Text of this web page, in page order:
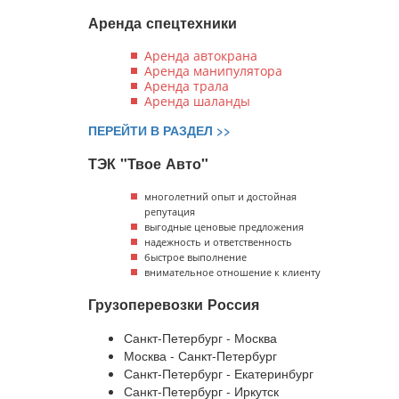
Аренда спецтехники
Аренда автокрана
Аренда манипулятора
Аренда трала
Аренда шаланды
ПЕРЕЙТИ В РАЗДЕЛ >>
ТЭК "Твое Авто"
многолетний опыт и достойная
репутация
выгодные ценовые предложения
надежность и ответственность
быстрое выполнение
внимательное отношение к клиенту
Грузоперевозки Россия
Санкт-Петербург - Москва
Москва - Санкт-Петербург
Санкт-Петербург - Екатеринбург
Санкт-Петербург - Иркутск